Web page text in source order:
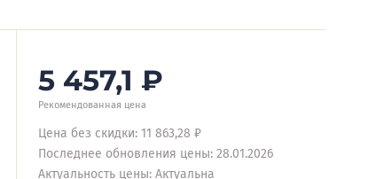
5 457,1 ₽
Рекомендованная цена
Цена без скидки: 11 863,28 ₽
Последнее обновления цены: 28.01.2026
Актуальность цены: Актуальна